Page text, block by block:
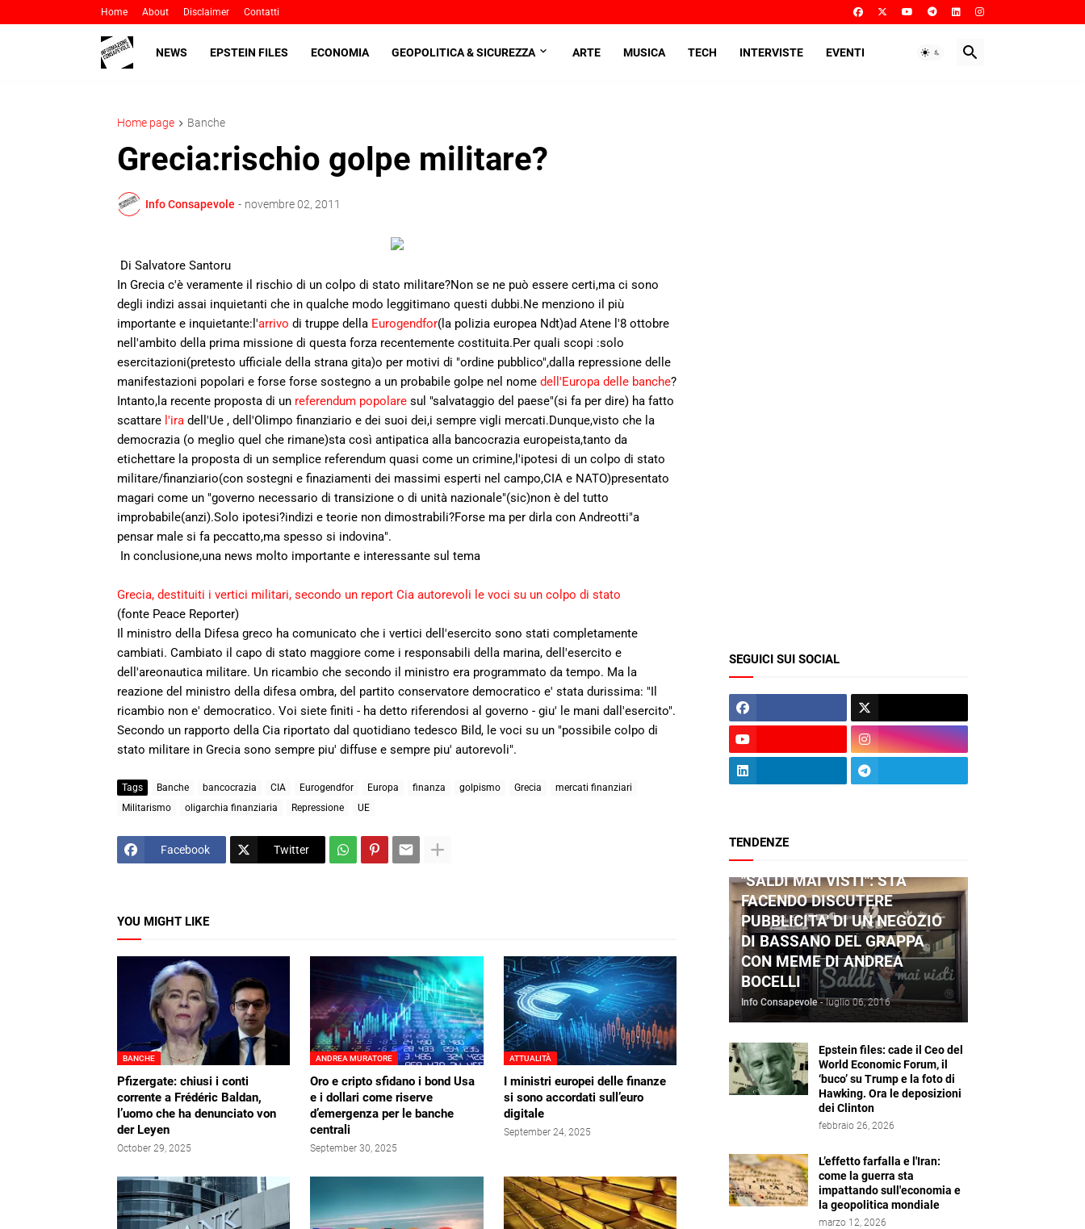
Home About Disclaimer Contatti
NEWS EPSTEIN FILES ECONOMIA GEOPOLITICA & SICUREZZA ARTE MUSICA TECH INTERVISTE EVENTI
Home page Banche
Grecia:rischio golpe militare?
Info Consapevole - novembre 02, 2011
Di Salvatore Santoru
In Grecia c'è veramente il rischio di un colpo di stato militare?Non se ne può essere certi,ma ci sono
degli indizi assai inquietanti che in qualche modo leggitimano questi dubbi.Ne menziono il più
importante e inquietante:l'arrivo di truppe della Eurogendfor(la polizia europea Ndt)ad Atene l'8 ottobre
nell'ambito della prima missione di questa forza recentemente costituita.Per quali scopi :solo
esercitazioni(pretesto ufficiale della strana gita)o per motivi di "ordine pubblico",dalla repressione delle
manifestazioni popolari e forse forse sostegno a un probabile golpe nel nome dell'Europa delle banche?
Intanto,la recente proposta di un referendum popolare sul "salvataggio del paese"(si fa per dire) ha fatto
scattare l'ira dell'Ue , dell'Olimpo finanziario e dei suoi dei,i sempre vigli mercati.Dunque,visto che la
democrazia (o meglio quel che rimane)sta così antipatica alla bancocrazia europeista,tanto da
etichettare la proposta di un semplice referendum quasi come un crimine,l'ipotesi di un colpo di stato
militare/finanziario(con sostegni e finaziamenti dei massimi esperti nel campo,CIA e NATO)presentato
magari come un "governo necessario di transizione o di unità nazionale"(sic)non è del tutto
improbabile(anzi).Solo ipotesi?indizi e teorie non dimostrabili?Forse ma per dirla con Andreotti"a
pensar male si fa peccatto,ma spesso si indovina".
In conclusione,una news molto importante e interessante sul tema
Grecia, destituiti i vertici militari, secondo un report Cia autorevoli le voci su un colpo di stato
(fonte Peace Reporter)
Il ministro della Difesa greco ha comunicato che i vertici dell'esercito sono stati completamente
cambiati. Cambiato il capo di stato maggiore come i responsabili della marina, dell'esercito e
dell'areonautica militare. Un ricambio che secondo il ministro era programmato da tempo. Ma la
reazione del ministro della difesa ombra, del partito conservatore democratico e' stata durissima: "Il
ricambio non e' democratico. Voi siete finiti - ha detto riferendosi al governo - giu' le mani dall'esercito".
Secondo un rapporto della Cia riportato dal quotidiano tedesco Bild, le voci su un "possibile colpo di
stato militare in Grecia sono sempre piu' diffuse e sempre piu' autorevoli".
Tags Banche bancocrazia CIA Eurogendfor Europa finanza golpismo Grecia
mercati finanziari
Militarismo
oligarchia finanziaria Repressione UE
Facebook Twitter
YOU MIGHT LIKE
BANCHE
Pfizergate: chiusi i conti
corrente a Frédéric Baldan,
l’uomo che ha denunciato von
der Leyen
October 29, 2025
ANDREA MURATORE
Oro e cripto sfidano i bond Usa
e i dollari come riserve
d’emergenza per le banche
centrali
September 30, 2025
ATTUALITÀ
I ministri europei delle finanze
si sono accordati sull’euro
digitale
September 24, 2025
SEGUICI SUI SOCIAL
TENDENZE
"SALDI MAI VISTI": STA
FACENDO DISCUTERE
PUBBLICITA' DI UN NEGOZIO
DI BASSANO DEL GRAPPA
CON MEME DI ANDREA
BOCELLI
Info Consapevole - luglio 06, 2016
Epstein files: cade il Ceo del
World Economic Forum, il
‘buco’ su Trump e la foto di
Hawking. Ora le deposizioni
dei Clinton
febbraio 26, 2026
L’effetto farfalla e l'Iran:
come la guerra sta
impattando sull'economia e
la geopolitica mondiale
marzo 12, 2026